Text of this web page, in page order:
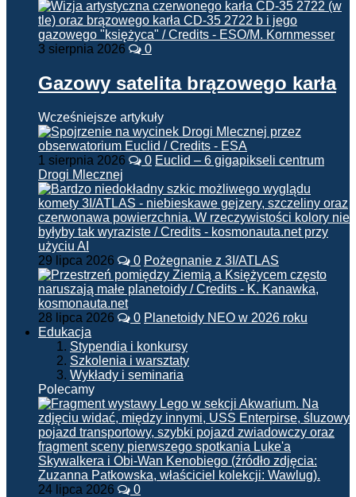
3 sierpnia 2026 0
Gazowy satelita brązowego karła
Wcześniejsze artykuły
1 sierpnia 2026 0 Euclid – 6 gigapikseli centrum
Drogi Mlecznej
29 lipca 2026 0 Pożegnanie z 3I/ATLAS
28 lipca 2026 0 Planetoidy NEO w 2026 roku
Edukacja
Stypendia i konkursy
Szkolenia i warsztaty
Wykłady i seminaria
Polecamy
24 lipca 2026 0